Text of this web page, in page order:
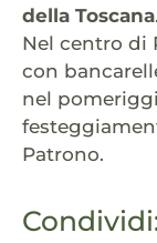
della Toscana.
Nel centro di
con
nel
Patrono.